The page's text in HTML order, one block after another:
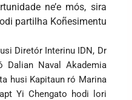
ne’e mós, sira
partilha Koñesimentu
Diretór Interinu IDN, Dr
Dalian Naval Akademia
husi Kapitaun ró Marina
Yi Chengato hodi lori